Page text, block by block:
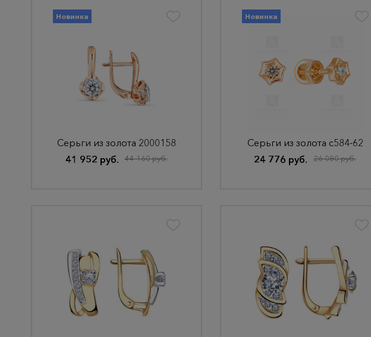
Новинка
Серьги из золота 2000158
41 952 руб.
44 160 руб.
Новинка
Серьги из золота с584-62
24 776 руб.
26 080 руб.